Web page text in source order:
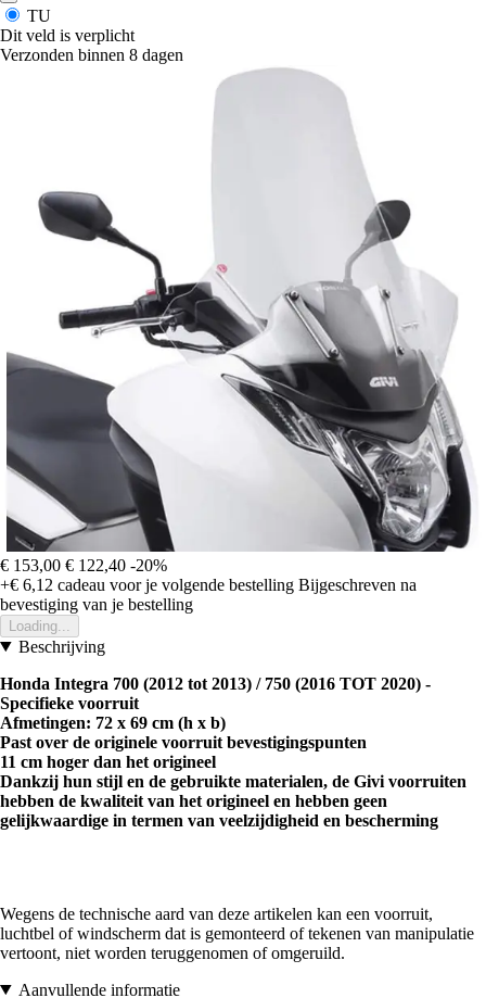
TU
Dit veld is verplicht
Verzonden binnen 8 dagen
€ 153,00 € 122,40 -20%
+€ 6,12 cadeau voor je volgende bestelling Bijgeschreven na
bevestiging van je bestelling
Loading...
Beschrijving
Honda Integra 700 (2012 tot 2013) / 750 (2016 TOT 2020) -
Specifieke voorruit
Afmetingen: 72 x 69 cm (h x b)
Past over de originele voorruit bevestigingspunten
11 cm hoger dan het origineel
Dankzij hun stijl en de gebruikte materialen, de Givi voorruiten
hebben de kwaliteit van het origineel en hebben geen
gelijkwaardige in termen van veelzijdigheid en bescherming
Wegens de technische aard van deze artikelen kan een voorruit,
luchtbel of windscherm dat is gemonteerd of tekenen van manipulatie
vertoont, niet worden teruggenomen of omgeruild.
Aanvullende informatie